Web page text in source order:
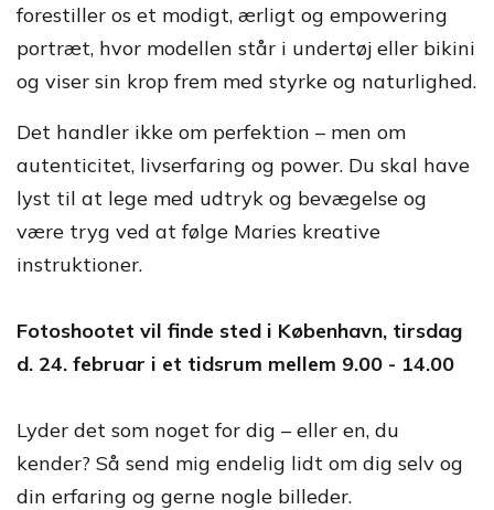
forestiller os et modigt, ærligt og empowering
portræt, hvor modellen står i undertøj eller bikini
og viser sin krop frem med styrke og naturlighed.
Det handler ikke om perfektion – men om
autenticitet, livserfaring og power. Du skal have
lyst til at lege med udtryk og bevægelse og
være tryg ved at følge Maries kreative
instruktioner.
Fotoshootet vil finde sted i København, tirsdag
d. 24. februar i et tidsrum mellem 9.00 - 14.00
Lyder det som noget for dig – eller en, du
kender? Så send mig endelig lidt om dig selv og
din erfaring og gerne nogle billeder.